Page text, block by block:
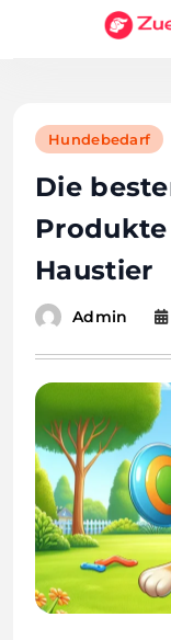
Hundebedarf
Die
Haustier
Admin